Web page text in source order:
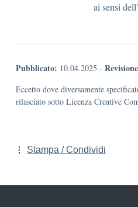
ai sensi
Pubblicato: 10.04.2025 -
Eccetto dove diversamente
rilasciato sotto Licenza Creative
Stampa / Condividi